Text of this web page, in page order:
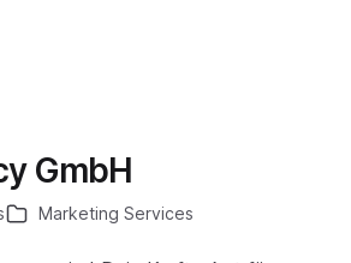
GmbH
Marketing Services